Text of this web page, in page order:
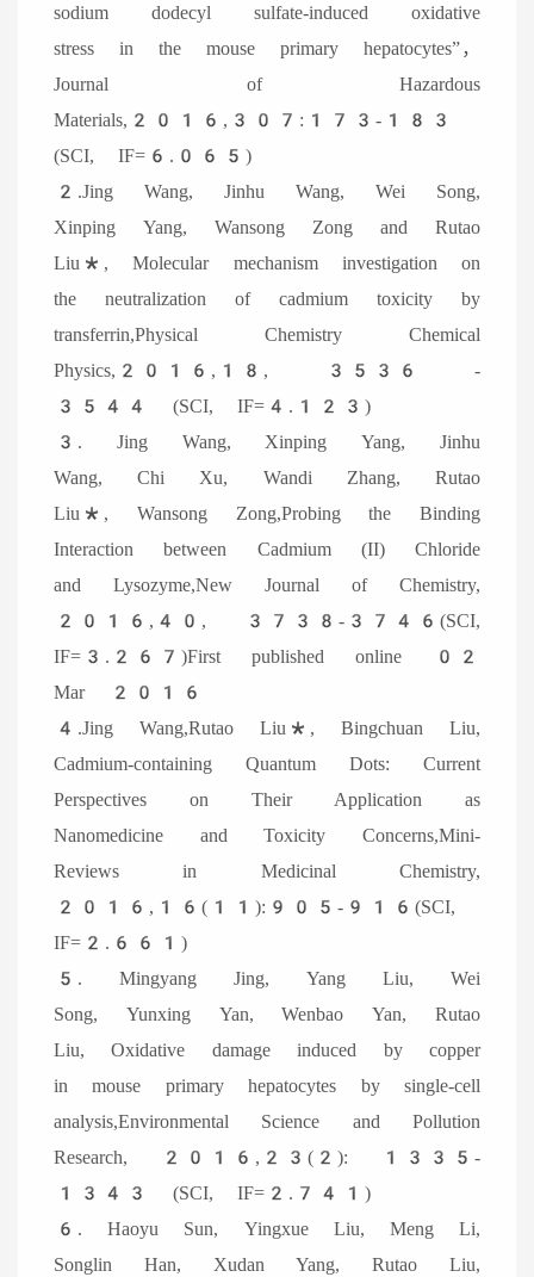
sodium dodecyl sulfate-induced oxidative
stress in the mouse primary hepatocytes”，
Journal of Hazardous
Materials,2016,307:173-183
(SCI, IF=6.065)
2.Jing Wang, Jinhu Wang, Wei Song,
Xinping Yang, Wansong Zong and Rutao
Liu*, Molecular mechanism investigation on
the neutralization of cadmium toxicity by
transferrin,Physical Chemistry Chemical
Physics,2016,18, 3536 -
3544 (SCI, IF=4.123)
3. Jing Wang, Xinping Yang, Jinhu
Wang, Chi Xu, Wandi Zhang, Rutao
Liu*, Wansong Zong,Probing the Binding
Interaction between Cadmium (II) Chloride
and Lysozyme,New Journal of Chemistry,
2016,40, 3738-3746(SCI,
IF=3.267)First published online 02
Mar 2016
4.Jing Wang,Rutao Liu*, Bingchuan Liu,
Cadmium-containing Quantum Dots: Current
Perspectives on Their Application as
Nanomedicine and Toxicity Concerns,Mini-
Reviews in Medicinal Chemistry,
2016,16(11):905-916(SCI,
IF=2.661)
5. Mingyang Jing, Yang Liu, Wei
Song, Yunxing Yan, Wenbao Yan, Rutao
Liu, Oxidative damage induced by copper
in mouse primary hepatocytes by single-cell
analysis,Environmental Science and Pollution
Research, 2016,23(2): 1335-
1343 (SCI, IF=2.741)
6. Haoyu Sun, Yingxue Liu, Meng Li,
Songlin Han, Xudan Yang, Rutao Liu,